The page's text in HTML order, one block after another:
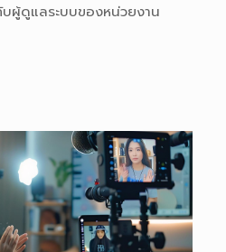
บผู้ดูแลระบบของหน่วยงาน